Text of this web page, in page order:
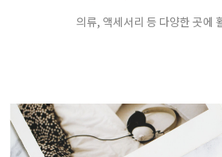
의류, 액세서리 등 다양한 곳에